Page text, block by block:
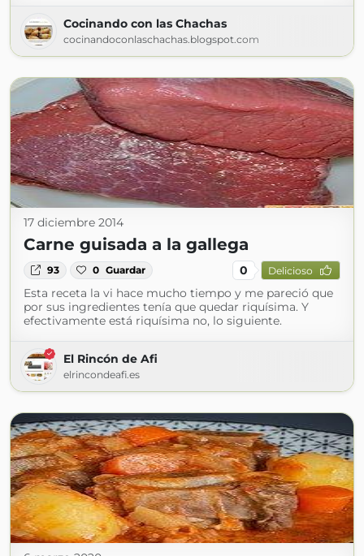
Cocinando con las Chachas
cocinandoconlaschachas.blogspot.com
17 diciembre 2014
Carne guisada a la gallega
93 0 Guardar 0 Delicioso
Esta receta la vi hace mucho tiempo y me pareció que
por sus ingredientes tenía que quedar riquísima. Y
efectivamente está riquísima no, lo siguiente.
El Rincón de Afi
elrincondeafi.es